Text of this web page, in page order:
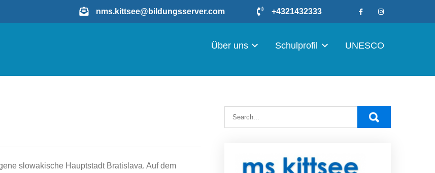
nms.kittsee@bildungsserver.com +4321432333
Über uns Schulprofil UNESCO
slowakische Hauptstadt Bratislava. Auf dem